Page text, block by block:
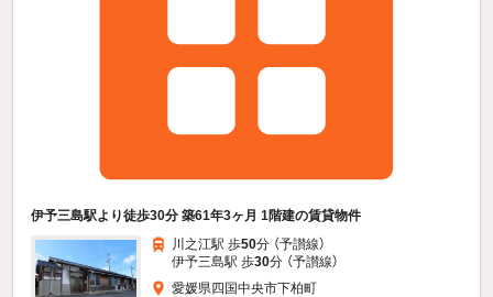
伊予三島駅より徒歩30分 築61年3ヶ月 1階建の賃貸物件
川之江駅 歩50分 （予讃線）
伊予三島駅 歩30分 （予讃線）
愛媛県四国中央市下柏町